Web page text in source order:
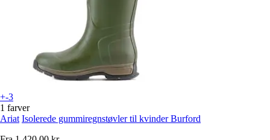
+-3
1 farver
Ariat Isolerede gummiregnstøvler til kvinder Burford